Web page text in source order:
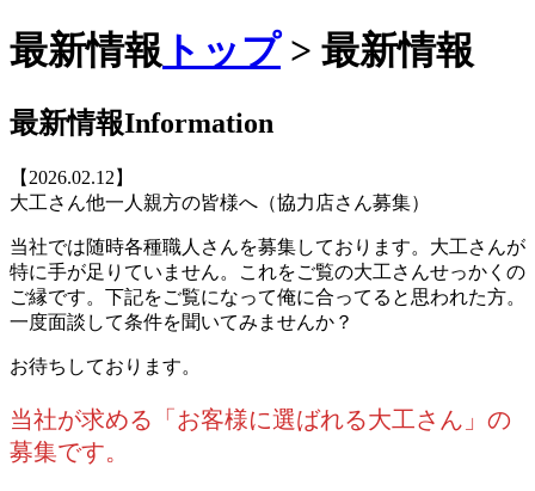
最新情報 トップ> 最新情報
最新情報Information
【2026.02.12】
大工さん他一人親方の皆様へ（協力店さん募集）
当社では随時各種職人さんを募集しております。大工さんが
特に手が足りていません。これをご覧の大工さんせっかくの
ご縁です。下記をご覧になって俺に合ってると思われた方。
一度面談して条件を聞いてみませんか？
お待ちしております。
当社が求める「お客様に選ばれる大工さん」の
募集です。